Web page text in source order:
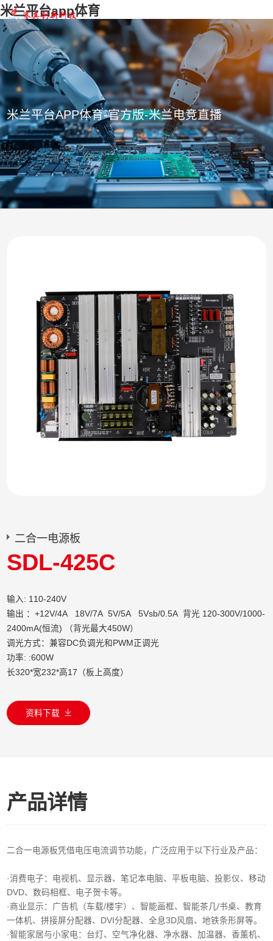
米兰平台app体育
米兰平台APP体育-官方版-米兰电竞直播
二合一电源板
SDL-425C
输入: 110-240V
输出 ：+12V/4A 18V/7A 5V/5A 5Vsb/0.5A 背光 120-300V/1000-
2400mA(恒流) （背光最大450W）
调光方式：兼容DC负调光和PWM正调光
功率: :600W
长320*宽232*高17（板上高度）
资料下载
产品详情
二合一电源板凭借电压电流调节功能，广泛应用于以下行业及产品：
·消费电子‌：电视机、显示器、笔记本电脑、平板电脑、投影仪、移动
DVD、数码相框、电子贺卡等。
·商业显示‌：广告机（车载/楼宇）、智能画框、智能茶几/书桌、教育
一体机、拼接屏分配器、DVI分配器、全息3D风扇、地铁条形屏等。
·智能家居与小家电‌：台灯、空气净化器、净水器、加温器、香薰机、